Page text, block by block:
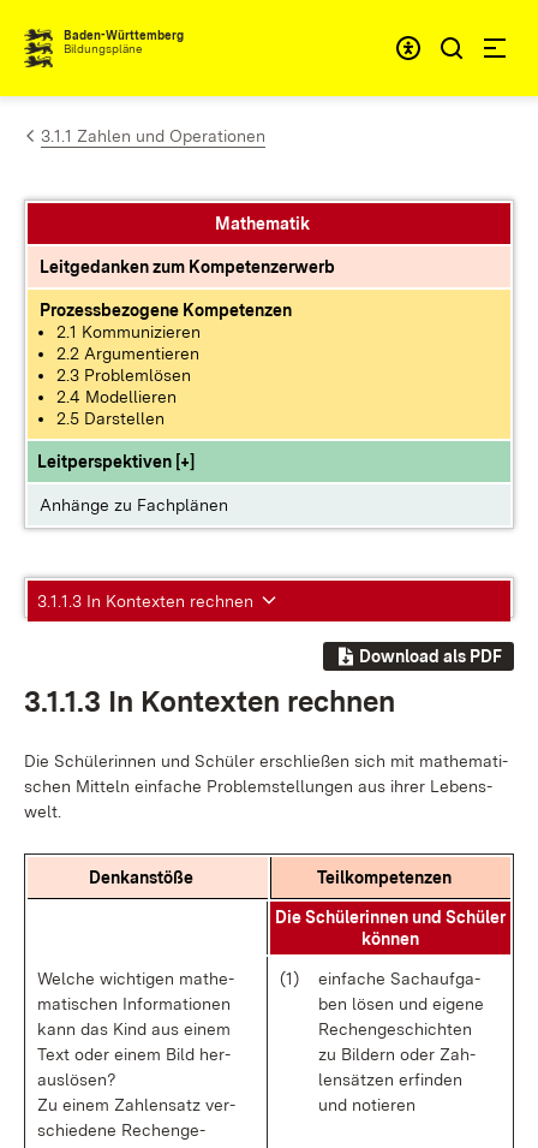
Zum Inhalt springen
Baden-Württemberg
Bildungspläne
3.1.1 Zahlen und Operationen
Mathematik
Leitgedanken zum Kompetenzerwerb
Prozessbezogene Kompetenzen
2.1 Kommunizieren
2.2 Argumentieren
2.3 Problemlösen
2.4 Modellieren
2.5 Darstellen
Leitperspektiven [+]
Anhänge zu Fachplänen
3.1.1.3 In Kontexten rechnen
Download als PDF
3.1.1.3 In Kon­tex­ten rech­nen
Die Schü­le­rin­nen und Schü­ler er­schlie­ßen sich mit ma­the­ma­ti­
schen Mit­teln ein­fa­che Pro­blem­stel­lun­gen aus ih­rer Le­bens­
welt.
Denk­an­stö­ße Teil­kom­pe­ten­zen
Die Schü­le­rin­nen und Schü­ler
kön­nen
Wel­che wich­ti­gen ma­the­
ma­ti­schen In­for­ma­tio­nen
kann das Kind aus ei­nem
Text oder ei­nem Bild her­
aus­lö­sen?
Zu ei­nem Zah­len­satz ver­
schie­de­ne Re­chen­ge­
(1)
ein­fa­che Sach­auf­ga­
ben lö­sen und ei­ge­ne
Re­chen­ge­schich­ten
zu Bil­dern oder Zah­
len­sät­zen er­fin­den
und no­tie­ren